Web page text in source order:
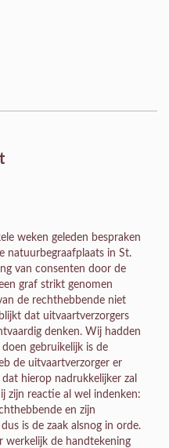
weken geleden bespraken
natuurbegraafplaats in St.
van consenten door de
graf strikt genomen
de rechthebbende niet
dat uitvaartverzorgers
denken. Wij hadden
doen gebruikelijk is de
de uitvaartverzorger er
hierop nadrukkelijker zal
zijn reactie al wel indenken:
en zijn
is de zaak alsnog in orde.
werkelijk de handtekening